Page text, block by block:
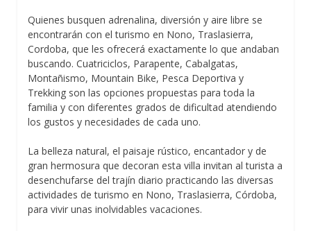
Quienes busquen adrenalina, diversión y aire libre se
encontrarán con el turismo en Nono, Traslasierra,
Cordoba, que les ofrecerá exactamente lo que andaban
buscando. Cuatriciclos, Parapente, Cabalgatas,
Montañismo, Mountain Bike, Pesca Deportiva y
Trekking son las opciones propuestas para toda la
familia y con diferentes grados de dificultad atendiendo
los gustos y necesidades de cada uno.
La belleza natural, el paisaje rústico, encantador y de
gran hermosura que decoran esta villa invitan al turista a
desenchufarse del trajín diario practicando las diversas
actividades de turismo en Nono, Traslasierra, Córdoba,
para vivir unas inolvidables vacaciones.